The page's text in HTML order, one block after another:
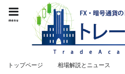
menu
トップページ 相場解説とニュース